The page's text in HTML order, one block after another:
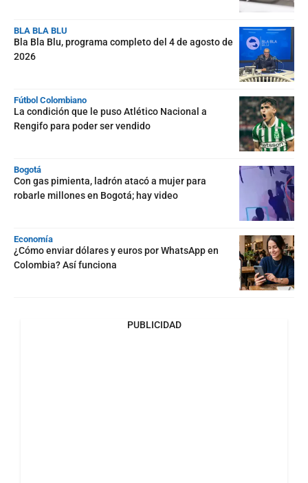
BLA BLA BLU
Bla Bla Blu, programa completo del 4 de agosto de
2026
Fútbol Colombiano
La condición que le puso Atlético Nacional a
Rengifo para poder ser vendido
Bogotá
Con gas pimienta, ladrón atacó a mujer para
robarle millones en Bogotá; hay video
Economía
¿Cómo enviar dólares y euros por WhatsApp en
Colombia? Así funciona
PUBLICIDAD